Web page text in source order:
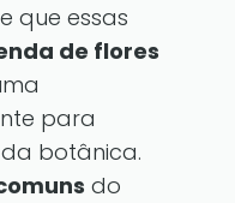
que essas
de flores
para
botânica.
do